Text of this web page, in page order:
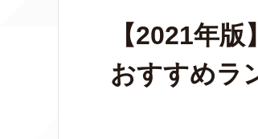
【2021年
おすすめラ